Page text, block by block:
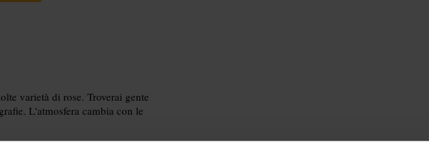
varietà di rose. Troverai gente
L'atmosfera cambia con le